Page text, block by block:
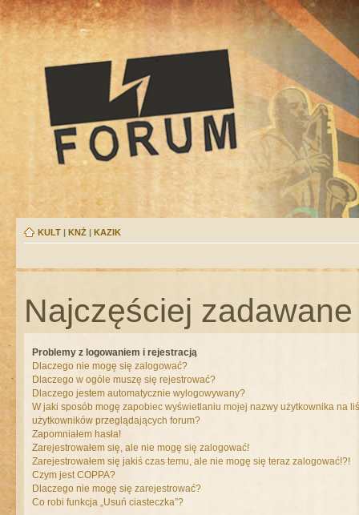
KULT | KNŻ | KAZIK
Najczęściej
Problemy z logowaniem i rejestracją
Dlaczego nie mogę się zalogować?
Dlaczego w ogóle muszę się rejestrować?
Dlaczego jestem automatycznie wylogowywany?
W jaki sposób mogę zapobiec wyświetlaniu mojej nazwy użytkownika na
użytkowników przeglądających forum?
Zapomniałem hasła!
Zarejestrowałem się, ale nie mogę się zalogować!
Zarejestrowałem się jakiś czas temu, ale nie mogę się teraz zalogować!?!
Czym jest COPPA?
Dlaczego nie mogę się zarejestrować?
Co robi funkcja „Usuń ciasteczka”?